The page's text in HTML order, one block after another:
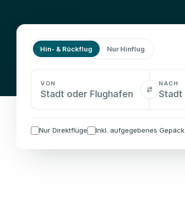
Hin- & Rückflug Nur Hinflug
VON NACH
Nur Direktflüge Inkl. aufgegebenes Gepäck